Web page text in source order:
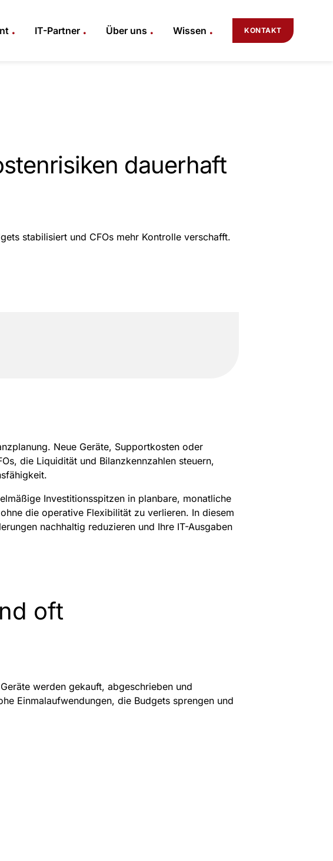
. IT-Partner . Über uns . Wissen . KONTAKT
dauerhaft
stabilisiert und CFOs mehr Kontrolle verschafft.
Neue Geräte, Supportkosten oder
die Liquidität und Bilanzkennzahlen steuern,
Investitionsspitzen in planbare, monatliche
die operative Flexibilität zu verlieren. In diesem
nachhaltig reduzieren und Ihre IT-Ausgaben
oft
werden gekauft, abgeschrieben und
Einmalaufwendungen, die Budgets sprengen und